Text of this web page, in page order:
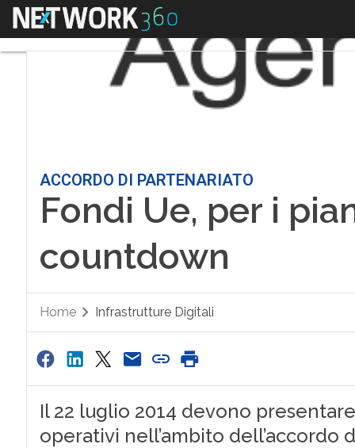
Menu
ACCORDO DI PARTENARIATO
Fondi Ue, per i
countdown
Home Infrastrutture Digitali
Il 22 luglio 2014 devono
operativi nell’ambito dell’accordo